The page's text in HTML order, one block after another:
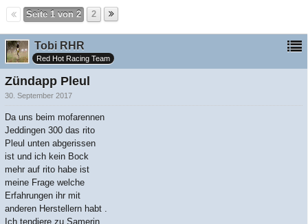
Seite 1 von 2 2
Tobi RHR
Red Hot Racing Team
Zündapp Pleul
30. September 2017
Da uns beim mofarennen
Jeddingen 300 das rito
Pleul unten abgerissen
ist und ich kein Bock
mehr auf rito habe ist
meine Frage welche
Erfahrungen ihr mit
anderen Herstellern habt .
Ich tendiere zu Samerin